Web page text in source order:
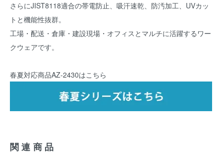
さらにJIST8118適合の帯電防止、吸汗速乾、防汚加工、UVカッ
トと機能性抜群。
工場・配送・倉庫・建設現場・オフィスとマルチに活躍するワー
クウェアです。
春夏対応商品AZ-2430はこちら
関連商品